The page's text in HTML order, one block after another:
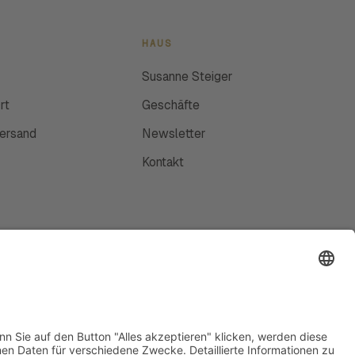
HAUS
Susanne Steiger
Geschäfte
Newsletter
Kontakt